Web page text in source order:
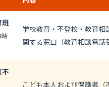
班
学校教育・不登校・教育相
関する窓口（教育相談電話
不
こども本人および保護者（